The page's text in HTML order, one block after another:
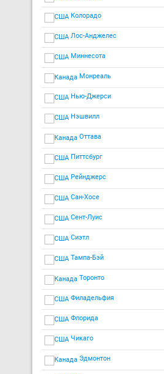
Колорадо
Лос-Анджелес
Миннесота
Монреаль
Нью-Джерси
Нэшвилл
Оттава
Питтсбург
Рейнджерс
Сан-Хосе
Сент-Луис
Сиэтл
Тампа-Бэй
Торонто
Филадельфия
Флорида
Чикаго
Эдмонтон